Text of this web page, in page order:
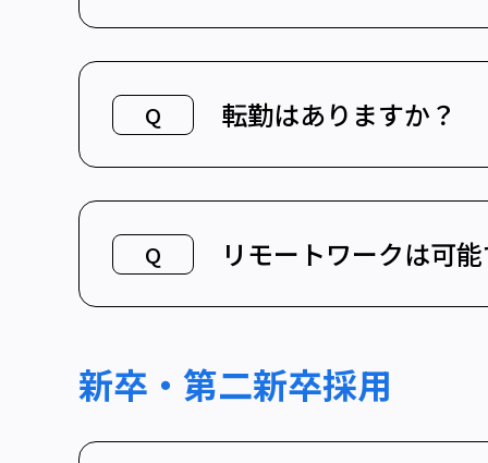
Q 転勤はありますか？
Q リモートワークは可
新卒・第二新卒採用